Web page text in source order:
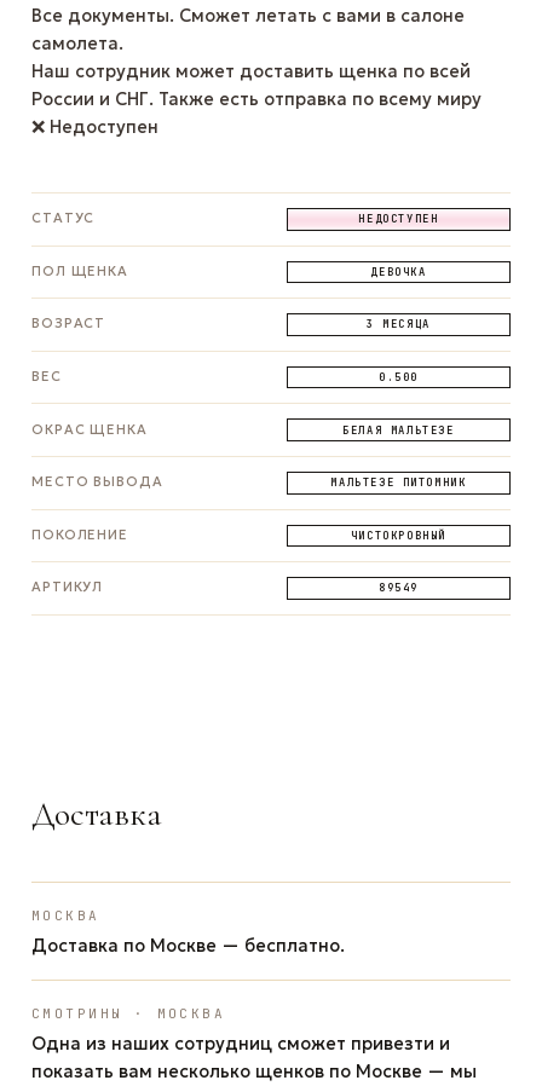
Все документы. Сможет летать с вами в салоне
самолета.
Наш сотрудник может доставить щенка по всей
России и СНГ. Также есть отправка по всему миру
❌ Недоступен
СТАТУС НЕДОСТУПЕН
ПОЛ ЩЕНКА ДЕВОЧКА
ВОЗРАСТ 3 МЕСЯЦА
ВЕС 0.500
ОКРАС ЩЕНКА БЕЛАЯ МАЛЬТЕЗЕ
МЕСТО ВЫВОДА МАЛЬТЕЗЕ ПИТОМНИК
ПОКОЛЕНИЕ ЧИСТОКРОВНЫЙ
АРТИКУЛ 89549
Доставка
МОСКВА
Доставка по Москве — бесплатно.
СМОТРИНЫ · МОСКВА
Одна из наших сотрудниц сможет привезти и
показать вам несколько щенков по Москве — мы